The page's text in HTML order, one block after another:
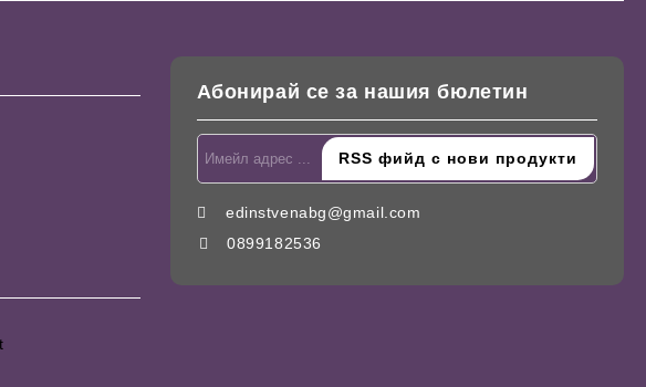
Абонирай се за нашия бюлетин
edinstvenabg@gmail.com
0899182536